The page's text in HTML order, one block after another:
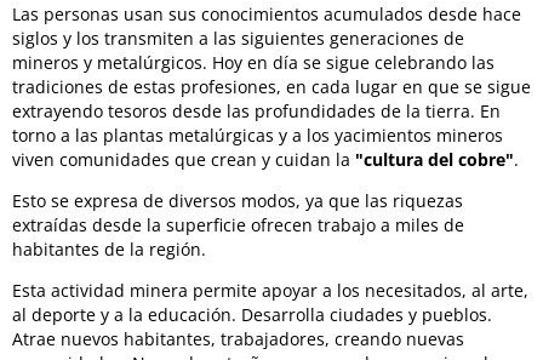
Las personas usan sus conocimientos acumulados desde hace
siglos y los transmiten a las siguientes generaciones de
mineros y metalúrgicos. Hoy en día se sigue celebrando las
tradiciones de estas profesiones, en cada lugar en que se sigue
extrayendo tesoros desde las profundidades de la tierra. En
torno a las plantas metalúrgicas y a los yacimientos mineros
viven comunidades que crean y cuidan la "cultura del cobre".
Esto se expresa de diversos modos, ya que las riquezas
extraídas desde la superficie ofrecen trabajo a miles de
habitantes de la región.
Esta actividad minera permite apoyar a los necesitados, al arte,
al deporte y a la educación. Desarrolla ciudades y pueblos.
Atrae nuevos habitantes, trabajadores, creando nuevas